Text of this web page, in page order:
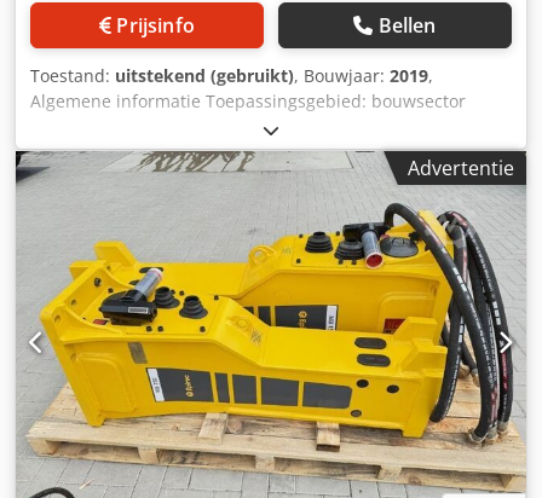
Prijsinfo Bellen
Toestand: uitstekend (gebruikt), Bouwjaar: 2019,
Algemene informatie Toepassingsgebied: bouwsector
Referentienummer: 8 Gewichten Ledig gewicht: 1.200 kg
Functioneel Afmetingen laadruimte: 120 x 80 x 80 cm CE-
markering: ja Onderhoud, historie en staat Aantal vorige
eigenaren: 1 Technische staat: zeer goed Optische staat:
zeer goed Dedpey A I Sajfx Abyewa Aanvullende informatie
Geschikt voor de volgende machines: 17 - 29 ton
graafmachines Leveringsvoorwaarden: EXW Werkdruk:
160-180 bar Benodigde hydraulische doorstroming: 155
l/min Slagfrequentie: 330 - 680 Laatste inspectie: 2025-12-
09 Productieland: DE Aanvullende informatie Neem
contact op met Ö. Inalkac voor meer informatie.
Advertentie